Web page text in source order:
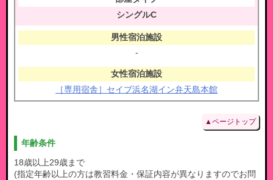
シングルC
-
［専用宿舎］セイブ浜名湖イン弁天島本館
▲ページトップ
年齢条件
18歳以上29歳まで
(指定年齢以上の方は教習料金・保証内容が異なりますのでお問